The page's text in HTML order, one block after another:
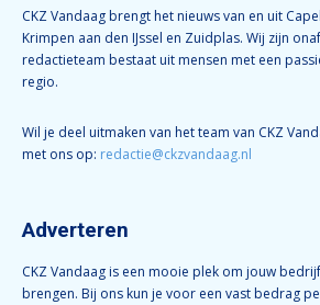
CKZ Vandaag brengt het nieuws van en uit
Krimpen aan den IJssel en Zuidplas. Wij zijn
redactieteam bestaat uit mensen met een
regio.
Wil je deel uitmaken van het team van CKZ
met ons op: redactie@ckzvandaag.nl
Adverteren
CKZ Vandaag is een mooie plek om jouw
brengen. Bij ons kun je voor een vast bedrag